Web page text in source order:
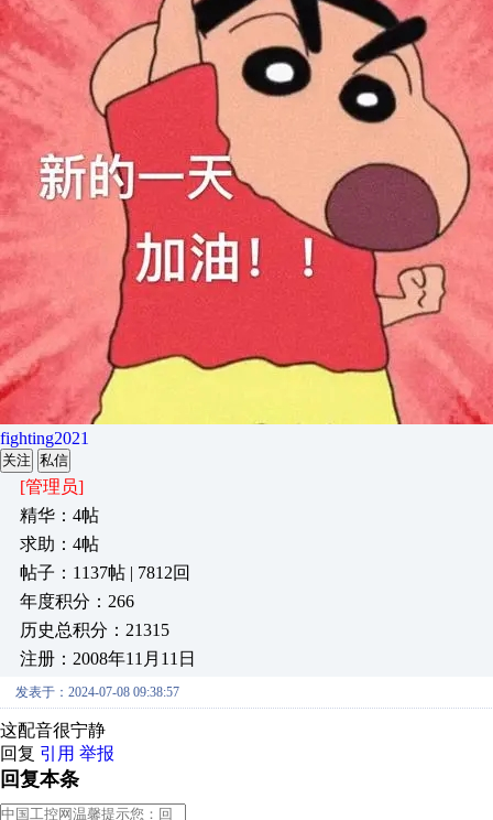
fighting2021
关注 私信
[管理员]
精华：4帖
求助：4帖
帖子：1137帖 | 7812回
年度积分：266
历史总积分：21315
注册：2008年11月11日
发表于：2024-07-08 09:38:57
这配音很宁静
回复 引用 举报
回复本条